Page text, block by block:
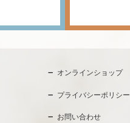
オンラインショップ
プライバシーポリシー
お問い合わせ